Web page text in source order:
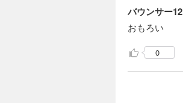
バウンサー12
おもろい
0